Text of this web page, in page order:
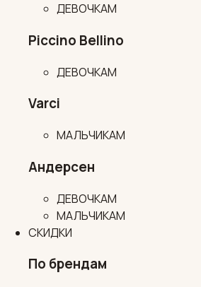
ДЕВОЧКАМ
Piccino Bellino
ДЕВОЧКАМ
Varci
МАЛЬЧИКАМ
Андерсен
ДЕВОЧКАМ
МАЛЬЧИКАМ
СКИДКИ
По брендам